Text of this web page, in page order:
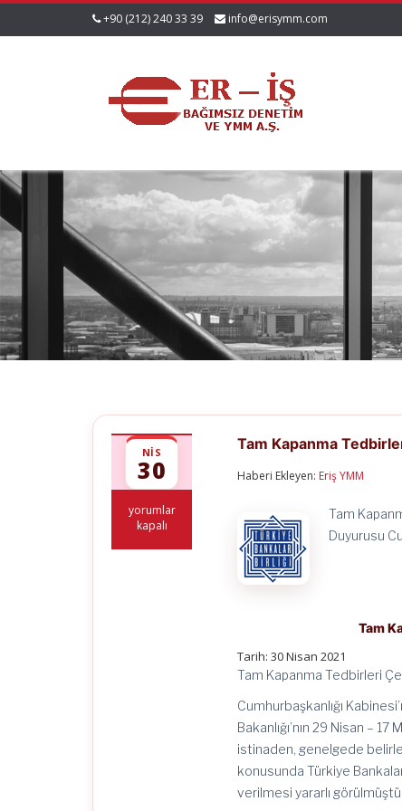
+90 (212) 240 33 39 info@erisymm.com
NIS
30
Tam
Kapanma
yorumlar
kapalı
Tam Kapanma
Haberi Ekleyen: Eriş YMM
Tam
Duyurusu
Tam
Tarih: 30 Nisan 2021
Tam Kapanma Tedbirleri
Cumhurbaşkanlığı
Bakanlığı’nın 29 Nisan –
istinaden, genelgede
konusunda Türkiye
verilmesi yararlı